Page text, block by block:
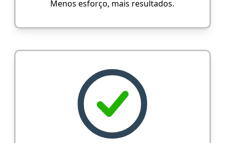
Menos esforço, mais resultados.